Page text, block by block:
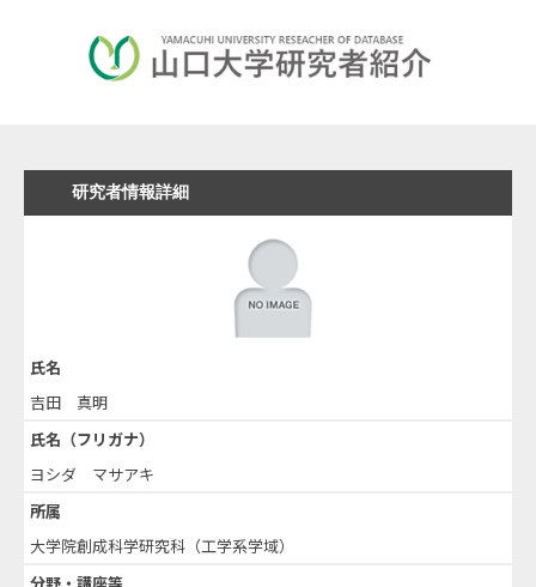
研究者情報詳細
氏名
吉田 真明
氏名（フリガナ）
ヨシダ マサアキ
所属
大学院創成科学研究科（工学系学域）
分野・講座等